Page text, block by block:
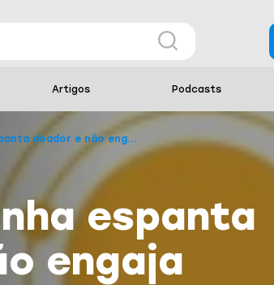
Artigos Podcasts
doador e não eng...
espanta
engaja